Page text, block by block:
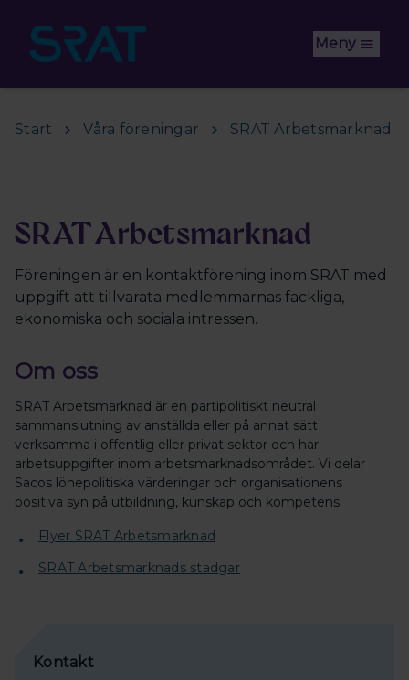
Meny
Start Våra föreningar SRAT Arbetsmarknad
SRAT Arbetsmarknad
Föreningen är en kontaktförening inom SRAT med
uppgift att tillvarata medlemmarnas fackliga,
ekonomiska och sociala intressen.
Om oss
SRAT Arbetsmarknad är en partipolitiskt neutral
sammanslutning av anställda eller på annat sätt
verksamma i offentlig eller privat sektor och har
arbetsuppgifter inom arbetsmarknadsområdet. Vi delar
Sacos lönepolitiska värderingar och organisationens
positiva syn på utbildning, kunskap och kompetens.
Flyer SRAT Arbetsmarknad
SRAT Arbetsmarknads stadgar
Kontakt